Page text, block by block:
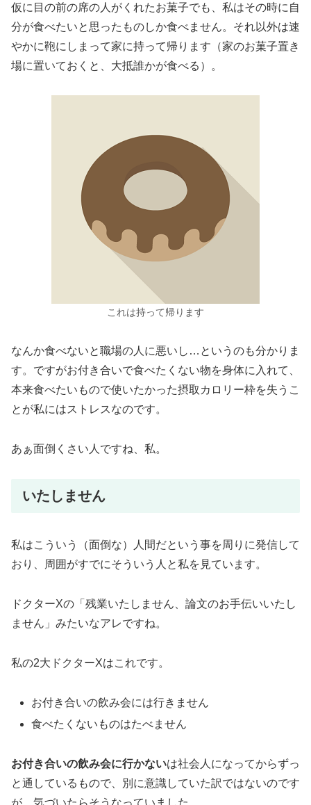
仮に目の前の席の人がくれたお菓子でも、私はその時に自
分が食べたいと思ったものしか食べません。それ以外は速
やかに鞄にしまって家に持って帰ります（家のお菓子置き
場に置いておくと、大抵誰かが食べる）。
これは持って帰ります
なんか食べないと職場の人に悪いし…というのも分かりま
す。ですがお付き合いで食べたくない物を身体に入れて、
本来食べたいもので使いたかった摂取カロリー枠を失うこ
とが私にはストレスなのです。
あぁ面倒くさい人ですね、私。
いたしません
私はこういう（面倒な）人間だという事を周りに発信して
おり、周囲がすでにそういう人と私を見ています。
ドクターXの「残業いたしません、論文のお手伝いいたし
ません」みたいなアレですね。
私の2大ドクターXはこれです。
お付き合いの飲み会には行きません
食べたくないものはたべません
お付き合いの飲み会に行かないは社会人になってからずっ
と通しているもので、別に意識していた訳ではないのです
が、気づいたらそうなっていました。